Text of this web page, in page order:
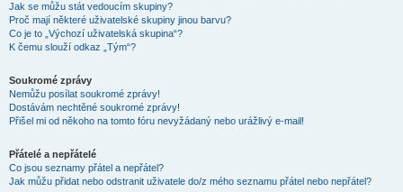
Jak se můžu stát vedoucím skupiny?
Proč mají některé uživatelské skupiny jinou barvu?
Co je to „Výchozí uživatelská skupina“?
K čemu slouží odkaz „Tým“?
Soukromé zprávy
Nemůžu posílat soukromé zprávy!
Dostávám nechtěné soukromé zprávy!
Přišel mi od někoho na tomto fóru nevyžádaný nebo urážlivý e-mail!
Přátelé a nepřátelé
Co jsou seznamy přátel a nepřátel?
Jak můžu přidat nebo odstranit uživatele do/z mého seznamu přátel nebo nepřátel?